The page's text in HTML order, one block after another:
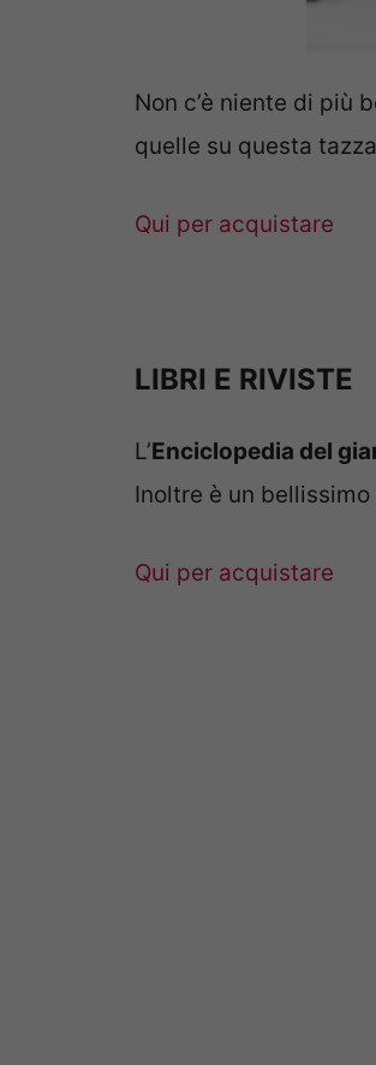
Non c’è niente di più
quelle su questa
Qui per acquistare
LIBRI E RIVISTE
L’Enciclopedia del
Inoltre è un
Qui per acquistare